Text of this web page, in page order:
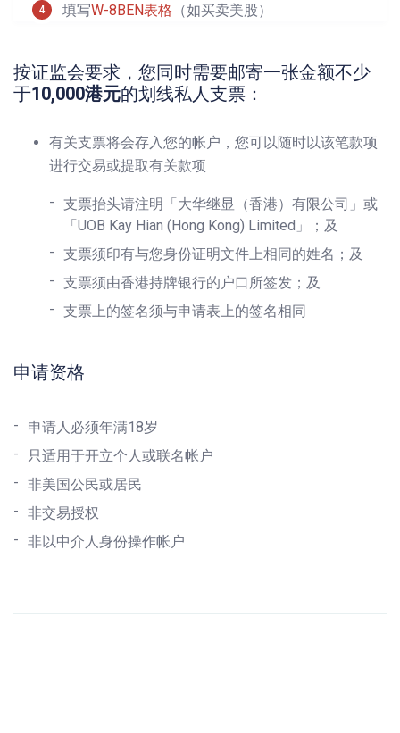
填写W-8BEN表格 （如买卖美股）
按证监会要求，您同时需要邮寄一张金额不少
于10,000港元的划线私人支票：
有关支票将会存入您的帐户，您可以随时以该笔款项
进行交易或提取有关款项
支票抬头请注明「大华继显（香港）有限公司」或
「UOB Kay Hian (Hong Kong) Limited」；及
支票须印有与您身份证明文件上相同的姓名；及
支票须由香港持牌银行的户口所签发；及
支票上的签名须与申请表上的签名相同
申请资格
申请人必须年满18岁
只适用于开立个人或联名帐户
非美国公民或居民
非交易授权
非以中介人身份操作帐户